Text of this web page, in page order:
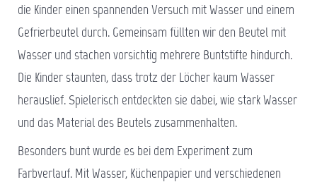
die Kinder einen spannenden Versuch mit Wasser und einem
Gefrierbeutel durch. Gemeinsam füllten wir den Beutel mit
Wasser und stachen vorsichtig mehrere Buntstifte hindurch.
Die Kinder staunten, dass trotz der Löcher kaum Wasser
herauslief. Spielerisch entdeckten sie dabei, wie stark Wasser
und das Material des Beutels zusammenhalten.
Besonders bunt wurde es bei dem Experiment zum
Farbverlauf. Mit Wasser, Küchenpapier und verschiedenen